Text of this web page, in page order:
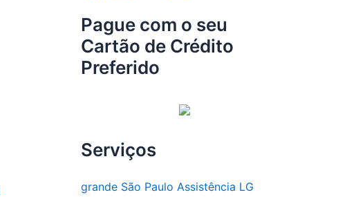
c
e
b
k
itt
er
ai
l
ar
e
Pague com o seu
Cartão de Crédito
Preferido
Serviços
grande São Paulo Assistência LG